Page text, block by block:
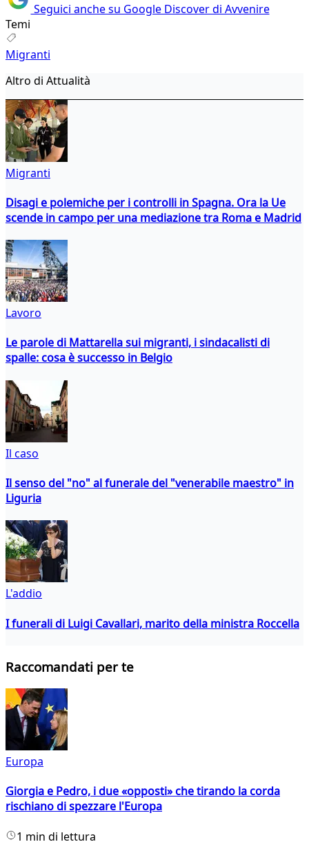
Seguici anche su Google Discover di Avvenire
Temi
Migranti
Altro di Attualità
Migranti
Disagi e polemiche per i controlli in Spagna. Ora la Ue
scende in campo per una mediazione tra Roma e Madrid
Lavoro
Le parole di Mattarella sui migranti, i sindacalisti di
spalle: cosa è successo in Belgio
Il caso
Il senso del "no" al funerale del "venerabile maestro" in
Liguria
L'addio
I funerali di Luigi Cavallari, marito della ministra Roccella
Raccomandati per te
Europa
Giorgia e Pedro, i due «opposti» che tirando la corda
rischiano di spezzare l'Europa
1 min di lettura